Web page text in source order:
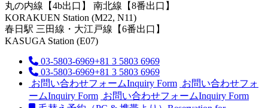
丸の内線【4b出口】 南北線【8番出口】
KORAKUEN Station (M22, N11)
春日駅 三田線・大江戸線【6番出口】
KASUGA Station (E07)
03-5803-6969+81 3 5803 6969
03-5803-6969+81 3 5803 6969
お問い合わせフォームInquiry Form お問い合わせフォ
ームInquiry Form お問い合わせフォームInquiry Form